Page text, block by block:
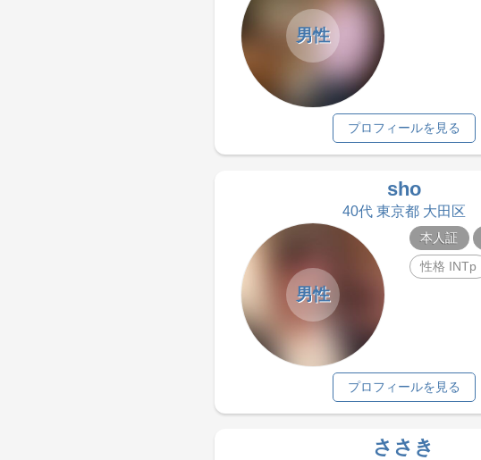
男性
プロフィールを見る
sho
40代 東京都 大田区
男性
本人証
性格 INTp
プロフィールを見る
ささき